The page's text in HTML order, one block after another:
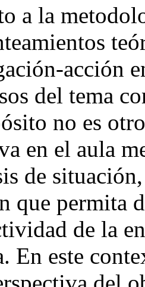
a la
acción
del tema
no es
en el aula
de
que permita
de la
En este